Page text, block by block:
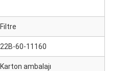
Filtre
22B-60-11160
Karton ambalajı